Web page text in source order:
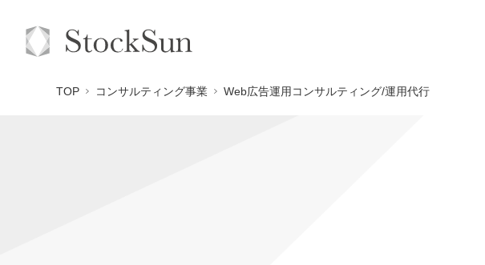
TOP コンサルティング事業 Web広告運用コンサルティング/運用代行